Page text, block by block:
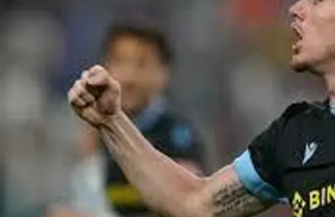
Lazio Women
Calciomercato
Video